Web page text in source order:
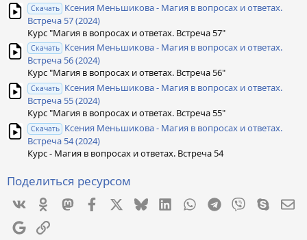
Скачать Ксения Меньшикова - Магия в вопросах и ответах.
Встреча 57 (2024)
Курс "Магия в вопросах и ответах. Встреча 57"
Скачать Ксения Меньшикова - Магия в вопросах и ответах.
Встреча 56 (2024)
Курс "Магия в вопросах и ответах. Встреча 56"
Скачать Ксения Меньшикова - Магия в вопросах и ответах.
Встреча 55 (2024)
Курс "Магия в вопросах и ответах. Встреча 55"
Скачать Ксения Меньшикова - Магия в вопросах и ответах.
Встреча 54 (2024)
Курс - Магия в вопросах и ответах. Встреча 54
Поделиться ресурсом
VkontakteOdnoklassniki
MastodonFacebook BlueskyLinkedInWhatsApp
Telegram
Viber Skype
GoogleСсылка